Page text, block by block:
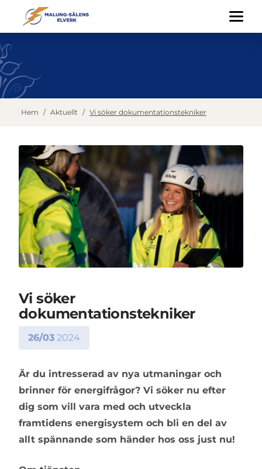
Hem / Aktuellt / Vi söker dokumentationstekniker
Vi söker
dokumentationstekniker
26/03 2024
Är du intresserad av nya utmaningar och
brinner för energifrågor? Vi söker nu efter
dig som vill vara med och utveckla
framtidens energisystem och bli en del av
allt spännande som händer hos oss just nu!